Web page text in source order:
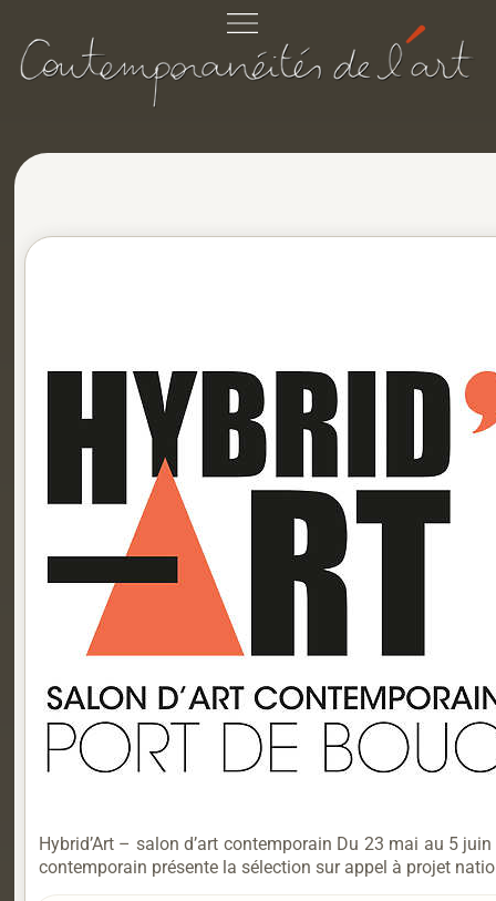
Hybrid’Art – salon d’art contemporain Du 23 mai au 5
contemporain présente la sélection sur appel à projet